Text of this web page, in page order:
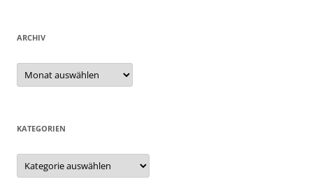
ARCHIV
Archiv
KATEGORIEN
Kategorien